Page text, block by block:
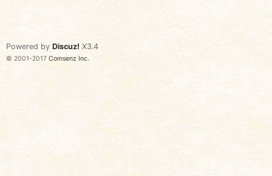
Powered by Discuz! X3.4
© 2001-2017 Comsenz Inc.